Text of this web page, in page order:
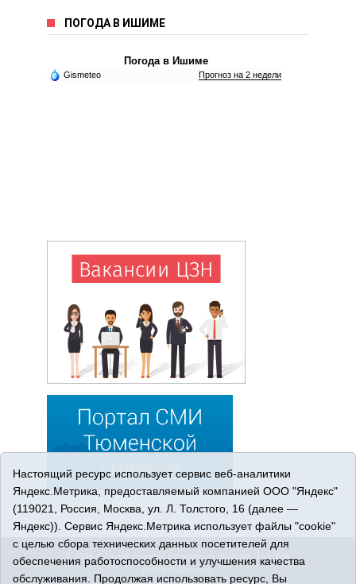
ПОГОДА В ИШИМЕ
Погода в Ишиме
Gismeteo Прогноз на 2 недели
© 2026 Сетевое издание «Ишимская правда». 16+. Все
права защищены.
Настоящий ресурс использует сервис веб-аналитики
Яндекс.Метрика, предоставляемый компанией ООО "Яндекс"
(119021, Россия, Москва, ул. Л. Толстого, 16 (далее —
Яндекс)). Сервис Яндекс.Метрика использует файлы "cookie"
с целью сбора технических данных посетителей для
обеспечения работоспособности и улучшения качества
обслуживания. Продолжая использовать ресурс, Вы